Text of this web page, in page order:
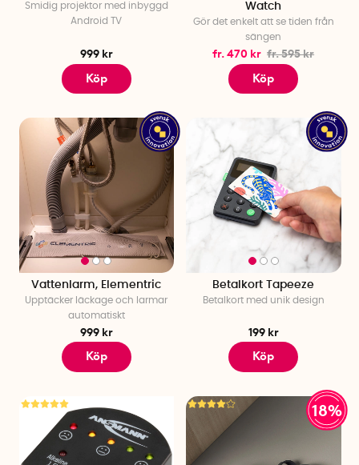
Smidig projektor med inbyggd
Android TV
999 kr
Köp
Watch
Gör det enkelt att se tiden från
sängen
fr. 470 kr fr. 595 kr
Köp
Vattenlarm, Elementric
Upptäcker läckage och larmar
automatiskt
999 kr
Köp
Betalkort Tapeeze
Betalkort med unik design
199 kr
Köp
18%